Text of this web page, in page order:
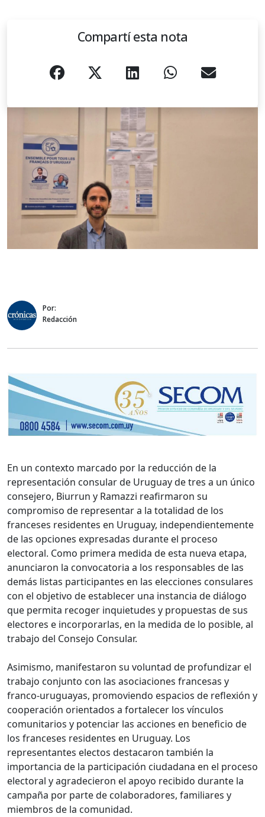
Compartí esta nota
Por:
Redacción
En un contexto marcado por la reducción de la
representación consular de Uruguay de tres a un único
consejero, Biurrun y Ramazzi reafirmaron su
compromiso de representar a la totalidad de los
franceses residentes en Uruguay, independientemente
de las opciones expresadas durante el proceso
electoral. Como primera medida de esta nueva etapa,
anunciaron la convocatoria a los responsables de las
demás listas participantes en las elecciones consulares
con el objetivo de establecer una instancia de diálogo
que permita recoger inquietudes y propuestas de sus
electores e incorporarlas, en la medida de lo posible, al
trabajo del Consejo Consular.
Asimismo, manifestaron su voluntad de profundizar el
trabajo conjunto con las asociaciones francesas y
franco-uruguayas, promoviendo espacios de reflexión y
cooperación orientados a fortalecer los vínculos
comunitarios y potenciar las acciones en beneficio de
los franceses residentes en Uruguay. Los
representantes electos destacaron también la
importancia de la participación ciudadana en el proceso
electoral y agradecieron el apoyo recibido durante la
campaña por parte de colaboradores, familiares y
miembros de la comunidad.